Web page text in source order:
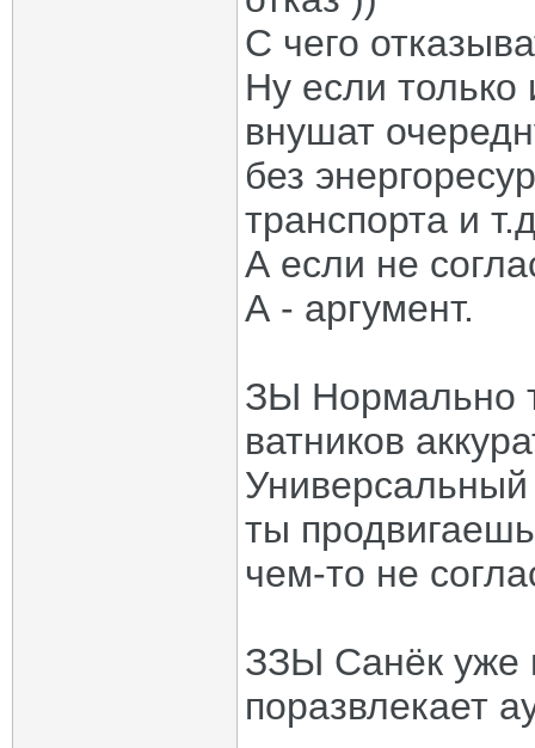
С чего
Ну если
внушат
без
транспорта и
А если не
А - аргумент.
ЗЫ Нормально
ватников
Универсальный
ты
чем-то не
ЗЗЫ Санёк уже
поразвлекает